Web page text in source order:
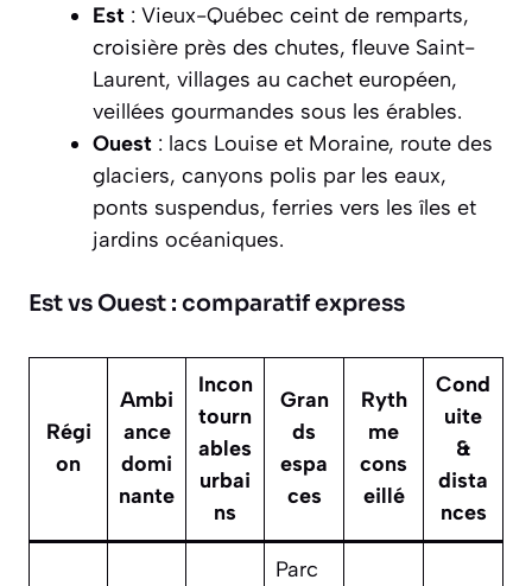
Est : Vieux-Québec ceint de remparts,
croisière près des chutes, fleuve Saint-
Laurent, villages au cachet européen,
veillées gourmandes sous les érables.
Ouest : lacs Louise et Moraine, route des
glaciers, canyons polis par les eaux,
ponts suspendus, ferries vers les îles et
jardins océaniques.
Est vs Ouest : comparatif express
Régi
on
Ambi
ance
domi
nante
Incon
tourn
ables
urbai
ns
Gran
ds
espa
ces
Ryth
me
cons
eillé
Cond
uite
&
dista
nces
Parc